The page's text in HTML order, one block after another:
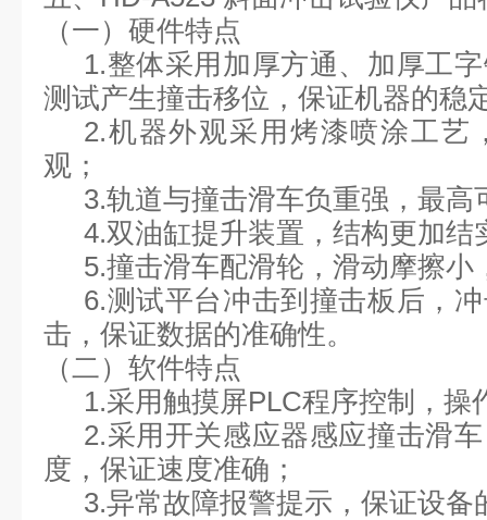
（一）硬件特点
1.整体采用加厚方通、加厚工
测试产生撞击移位，保证机器的稳
2.机器外观采用烤漆喷涂工艺
观；
3.轨道与撞击滑车负重强，最高
4.双油缸提升装置，结构更加结
5.撞击滑车配滑轮，滑动摩擦小
6.测试平台冲击到撞击板后，
击， 保证数据的准确性。
（二）软件特点
1.采用触摸屏PLC程序控制，操
2.采用开关感应器感应撞击滑
度，保证速度准确；
3.异常故障报警提示，保证设备